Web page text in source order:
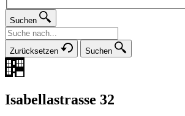
Suchen
Zurücksetzen Suchen
Isabellastrasse 32